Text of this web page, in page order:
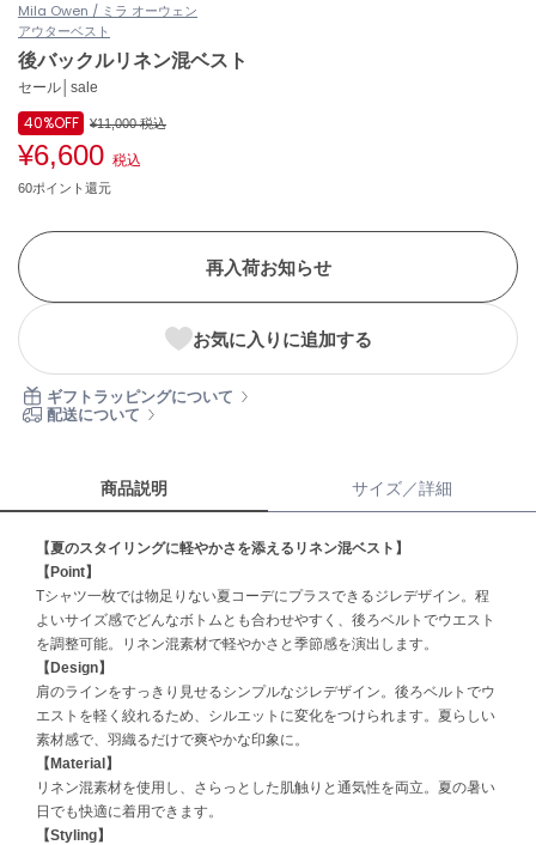
ASICS
アシックス
Ballelite
バレリット
バンドリヤー
Barbour
バブアー
Beyond Closet
ビヨンドクローゼット
カルバン・クライン
セルフォード
célon
セロン
Clarks Premium
クラークス
CODE A
コードエー
COLE HAAN
コール ハーン
Mila Owen / ミラ オーウェン
アウターベスト
後バックルリネン混ベスト
セール│sale
40%OFF ¥11,000税込
¥6,600 税込
60ポイント還元
再入荷お知らせ
お気に入りに追加する
ギフトラッピングについて
配送について
商品説明 サイズ／詳細
【夏のスタイリングに軽やかさを添えるリネン混ベスト】
【Point】
Tシャツ一枚では物足りない夏コーデにプラスできるジレデザイン。程
よいサイズ感でどんなボトムとも合わせやすく、後ろベルトでウエスト
を調整可能。リネン混素材で軽やかさと季節感を演出します。
【Design】
肩のラインをすっきり見せるシンプルなジレデザイン。後ろベルトでウ
エストを軽く絞れるため、シルエットに変化をつけられます。夏らしい
素材感で、羽織るだけで爽やかな印象に。
【Material】
リネン混素材を使用し、さらっとした肌触りと通気性を両立。夏の暑い
日でも快適に着用できます。
【Styling】